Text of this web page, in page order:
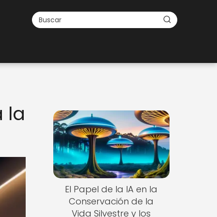
la
El Papel de la IA en la
Conservación de la
Vida Silvestre y los